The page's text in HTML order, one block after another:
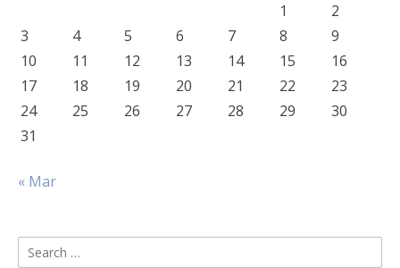
1
2
3
4 5 6 7 8
9
10
11 12 13 14 15
16
17
18 19 20 21 22
23
24
25 26 27 28 29
30
31
« Mar
Search